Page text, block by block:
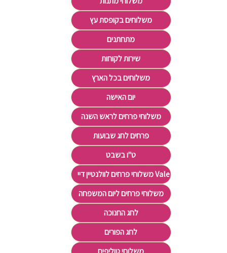
משלוחים בקופסת עץ
מתחתנים
שירות לקוחות
משלוחים בכל הארץ
יום האישה
משלוחי פרחים לראש השנה
פרחים לחג שבועות
ט"ו בשבט
משלוחי פרחים לוולנטיין דיי Valentine's Day
משלוחי פרחים ליום המשפחה
לחג החנוכה
לחג הפורים